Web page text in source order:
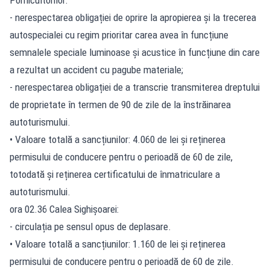
- nerespectarea obligației de oprire la apropierea și la trecerea
autospecialei cu regim prioritar carea avea în funcțiune
semnalele speciale luminoase și acustice în funcțiune din care
a rezultat un accident cu pagube materiale;
- nerespectarea obligației de a transcrie transmiterea dreptului
de proprietate în termen de 90 de zile de la înstrăinarea
autoturismului.
• Valoare totală a sancțiunilor: 4.060 de lei și reținerea
permisului de conducere pentru o perioadă de 60 de zile,
totodată și reținerea certificatului de înmatriculare a
autoturismului.
ora 02.36 Calea Sighișoarei:
- circulația pe sensul opus de deplasare.
• Valoare totală a sancțiunilor: 1.160 de lei și reținerea
permisului de conducere pentru o perioadă de 60 de zile.